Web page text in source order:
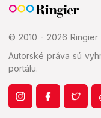
© 2010 - 2026 Ringier
Autorské práva sú
portálu.